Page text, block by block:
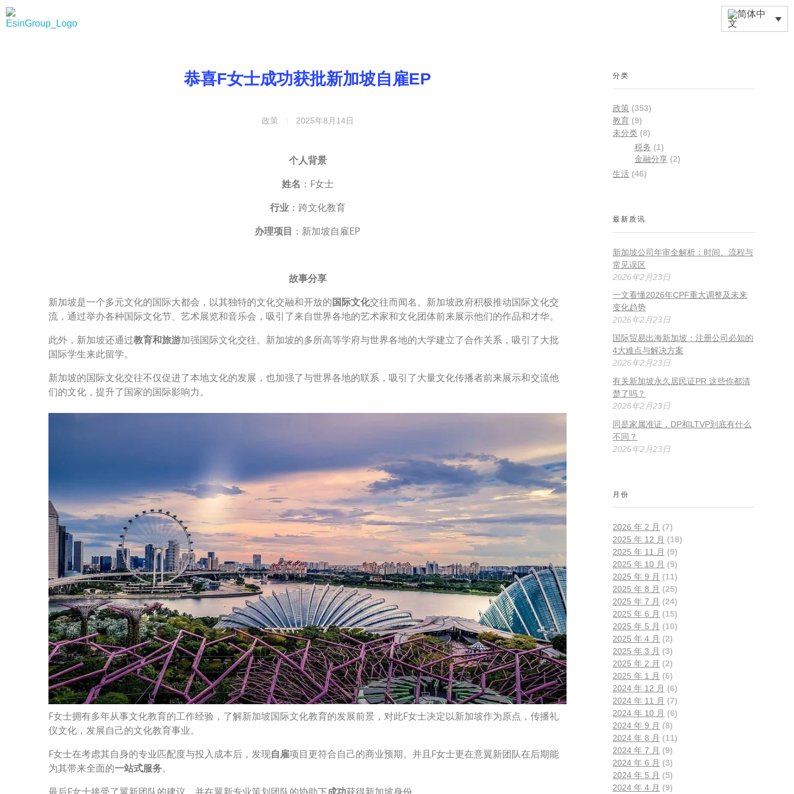
恭喜F女士成功获批新加坡自雇EP
2025年8月14日
政策
个人背景
姓名 ：F女士
行业：跨文化教育
办理项目 ：新加坡自雇EP
故事分享
新加坡是一个多元文化的国际大都会，以其独特的文化交融和开放的国际文化交往而闻名。新加坡政府积极推动国际文化交
流，通过举办各种国际文化节、艺术展览和音乐会，吸引了来自世界各地的艺术家和文化团体前来展示他们的作品和才华。
此外，新加坡还通过教育和旅游加强国际文化交往。新加坡的多所高等学府与世界各地的大学建立了合作关系，吸引了大批
国际学生来此留学。
新加坡的国际文化交往不仅促进了本地文化的发展，也加强了与世界各地的联系，吸引了大量文化传播者前来展示和交流他
们的文化，提升了国家的国际影响力。
F女士拥有多年从事文化教育的工作经验，了解新加坡国际文化教育的发展前景，对此F女士决定以新加坡作为原点，传播礼
仪文化，发展自己的文化教育事业。
F女士在考虑其自身的专业匹配度与投入成本后，发现自雇项目更符合自己的商业预期。并且F女士更在意翼新团队在后期能
为其带来全面的一站式服务。
分类
政策 (353)
教育 (9)
未分类 (8)
税务 (1)
金融分享(2)
生活 (46)
最新质讯
新加坡公司年审全解析：时间、流程与
常见误区
2026年2月23日
一文看懂2026年CPF重大调整及未来
变化趋势
2026年2月23日
国际贸易出海新加坡：注册公司必知的
4大难点与解决方案
2026年2月23日
有关新加坡永久居民证PR 这些你都清
楚了吗？
2026年2月23日
同是家属准证，DP和LTVP到底有什么
不同？
2026年2月23日
月份
2026 年 2 月 (7)
2025 年 12 月 (18)
2025 年 11 月 (9)
2025 年 10 月 (9)
2025 年 9 月 (11)
2025 年 8 月 (25)
2025 年 7 月 (24)
2025 年 6 月 (15)
2025 年 5 月 (10)
2025 年 4 月 (2)
2025 年 3 月 (3)
2025 年 2 月 (2)
2025 年 1 月 (6)
2024 年 12 月 (6)
2024 年 11 月 (7)
2024 年 10 月 (6)
2024 年 9 月 (8)
2024 年 8 月 (11)
2024 年 7 月 (9)
2024 年 6 月 (3)
2024 年 5 月 (5)
2024 年 4 月 (9)